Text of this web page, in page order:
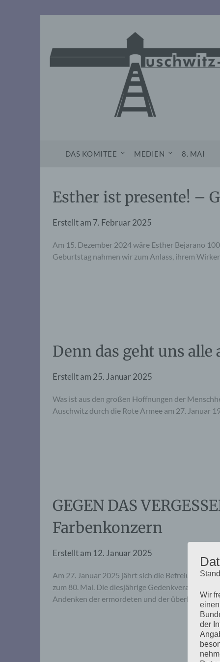
DAS KOMITEE MEDIEN 8. MAI
Esther ist presente! –
Erstellt am 7. Februar 2025
Am 15. Dezember 2024 wäre Esther Bejarano
Geburtstag nahmen wir zum Anlass, ihrem
Denn das geht uns alle
Erstellt am 25. Januar 2025
Was ist aus den großen Hoffnungen der
Auschwitz durch die Rote Armee am 27. Januar
GEGEN DAS
Farbenkonzern
Erstellt am 12. Januar 2025
Am 27. Januar 2025 jährt sich die Befreiung der
zum 80. Mal. Die diesjährige
Andenken der ermordeten und der
Wir
der